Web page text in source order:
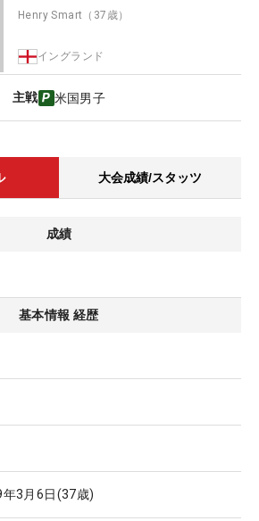
Henry Smart （37歳）
イングランド
主戦 米国男子
大会成績/スタッツ
成績
基本情報 経歴
3月6日(37歳)